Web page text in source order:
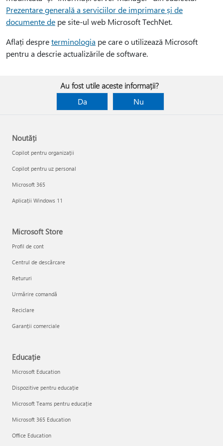
Prezentare generală a serviciilor de imprimare și de
documente de pe site-ul web Microsoft TechNet.
Aflați despreterminologia pe care o utilizează Microsoft
pentru a descrie actualizările de software.
Au fost utile aceste informații?
Da
Nu
Noutăți
Copilot pentru organizații
Copilot pentru uz personal
Microsoft 365
Aplicații Windows 11
Microsoft Store
Profil de cont
Centrul de descărcare
Retururi
Urmărire comandă
Reciclare
Garanții comerciale
Educație
Microsoft Education
Dispozitive pentru educație
Microsoft Teams pentru educație
Microsoft 365 Education
Office Education